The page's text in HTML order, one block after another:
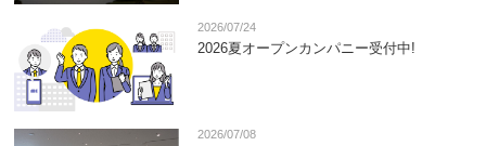
2026/07/24
2026夏オープンカンパニー受付中!
2026/07/08